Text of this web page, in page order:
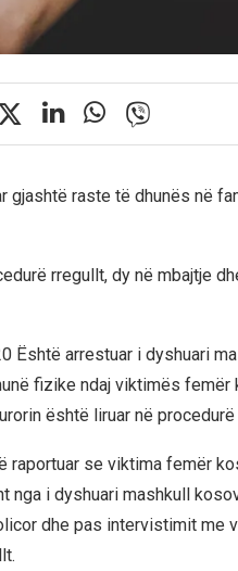
gjashtë raste të dhunës në
rregullt, dy në mbajtje
arrestuar i dyshuari
fizike ndaj viktimës femër
është liruar në
se viktima femër
i dyshuari mashkull
dhe pas intervistimit me